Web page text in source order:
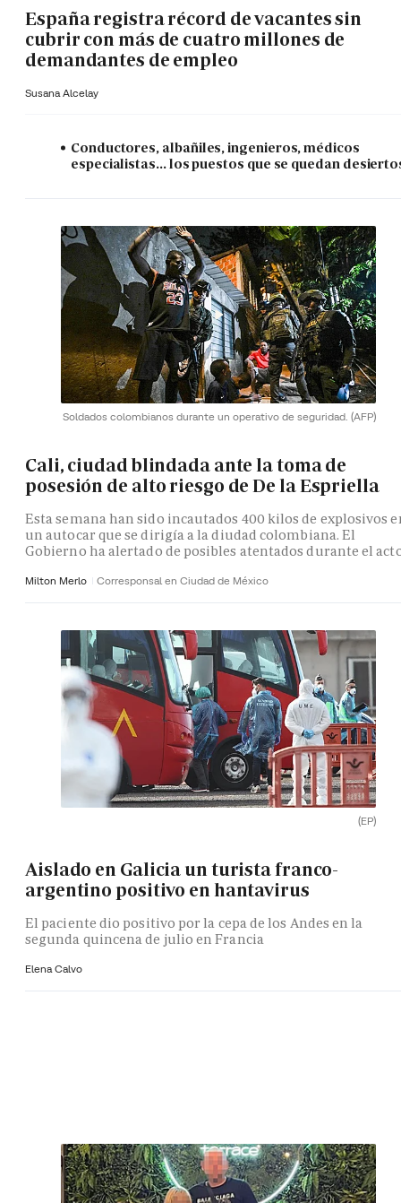
España registra récord de vacantes sin
cubrir con más de cuatro millones de
demandantes de empleo
Susana Alcelay
Conductores, albañiles, ingenieros, médicos
especialistas... los puestos que se quedan
Soldados colombianos durante un operativo de seguridad. (AFP)
Cali, ciudad blindada ante la toma de
posesión de alto riesgo de De la Espriella
Esta semana han sido incautados 400 kilos de explosivos
un autocar que se dirigía a la diudad colombiana. El
Gobierno ha alertado de posibles atentados durante el
Milton Merlo Corresponsal en Ciudad de México
(EP)
Aislado en Galicia un turista franco-
argentino positivo en hantavirus
El paciente dio positivo por la cepa de los Andes en la
segunda quincena de julio en Francia
Elena Calvo